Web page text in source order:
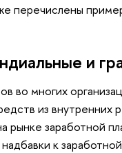
перечислены
и
во многих
из внутренних
рынке заработной
к